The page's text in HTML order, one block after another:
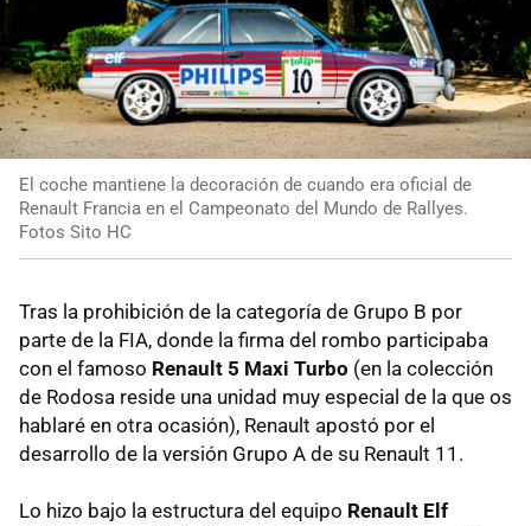
El coche mantiene la decoración de cuando era oficial de
Renault Francia en el Campeonato del Mundo de Rallyes.
Fotos Sito HC
Tras la prohibición de la categoría de Grupo B por
parte de la FIA, donde la firma del rombo participaba
con el famoso Renault 5 Maxi Turbo (en la colección
de Rodosa reside una unidad muy especial de la que os
hablaré en otra ocasión), Renault apostó por el
desarrollo de la versión Grupo A de su Renault 11.
Lo hizo bajo la estructura del equipo Renault Elf